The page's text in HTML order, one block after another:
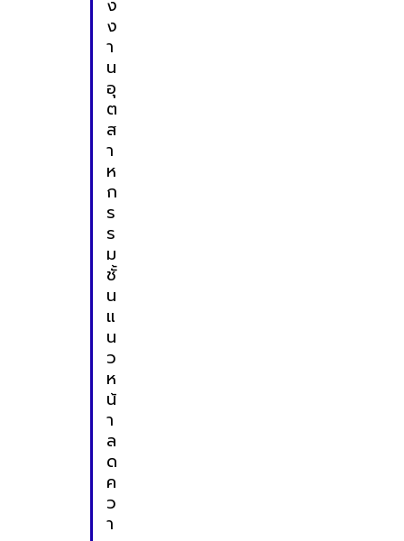
ง
ง
า
น
อุ
ต
ส
า
ห
ก
ร
ร
ม
ชั้
น
แ
น
ว
ห
น้
า
ล
ด
ค
ว
า